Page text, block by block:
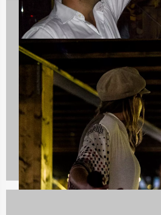
Quizzes
732 uitjes